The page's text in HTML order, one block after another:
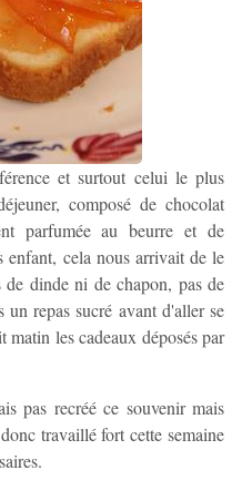
et surtout celui le plus
composé de chocolat
parfumée au beurre et de
enfant, cela nous arrivait de le
dinde ni de chapon, pas de
repas sucré avant d'aller se
les cadeaux déposés par
pas recréé ce souvenir mais
travaillé fort cette semaine